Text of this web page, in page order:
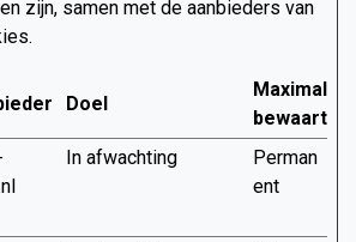
zijn, samen met de aanbieders van
Doel
Maximale
In afwachting
Perman
ent